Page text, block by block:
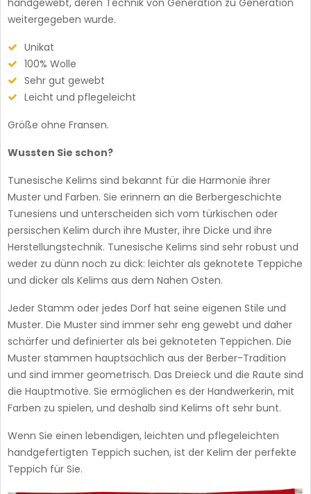
handgewebt, deren Technik von Generation zu Generation
weitergegeben wurde.
Unikat
100% Wolle
Sehr gut gewebt
Leicht und pflegeleicht
Größe ohne Fransen.
Wussten Sie schon?
Tunesische Kelims sind bekannt für die Harmonie ihrer
Muster und Farben. Sie erinnern an die Berbergeschichte
Tunesiens und unterscheiden sich vom türkischen oder
persischen Kelim durch ihre Muster, ihre Dicke und ihre
Herstellungstechnik. Tunesische Kelims sind sehr robust und
weder zu dünn noch zu dick: leichter als geknotete Teppiche
und dicker als Kelims aus dem Nahen Osten.
Jeder Stamm oder jedes Dorf hat seine eigenen Stile und
Muster. Die Muster sind immer sehr eng gewebt und daher
schärfer und definierter als bei geknoteten Teppichen. Die
Muster stammen hauptsächlich aus der Berber-Tradition
und sind immer geometrisch. Das Dreieck und die Raute sind
die Hauptmotive. Sie ermöglichen es der Handwerkerin, mit
Farben zu spielen, und deshalb sind Kelims oft sehr bunt.
Wenn Sie einen lebendigen, leichten und pflegeleichten
handgefertigten Teppich suchen, ist der Kelim der perfekte
Teppich für Sie.